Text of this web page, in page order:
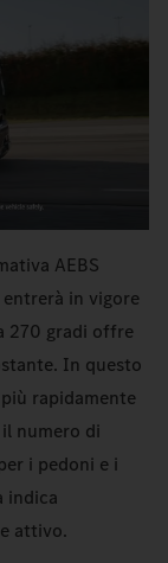
AEBS
entrerà in vigore
270 gradi offre
In questo
rapidamente
numero di
i pedoni e i
indica
attivo.